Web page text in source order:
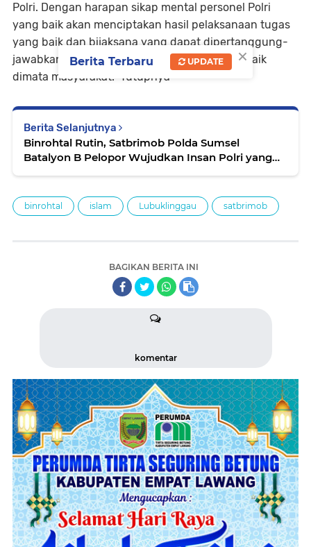
Polri. Dengan harapan sikap mental personel Polri
yang baik akan menciptakan hasil pelaksanaan tugas
yang baik dan bijaksana yang dapat dipertanggung-
jawabkan, sehingga citra Polri akan semakin baik
dimata masyarakat.” Tutupnya
Berita Selanjutnya
Binrohtal Rutin, Satbrimob Polda Sumsel
Batalyon B Pelopor Wujudkan Insan Polri yang
binrohtal islam Lubuklinggau satbrimob
BAGIKAN BERITA INI
komentar
×
Berita Terbaru UPDATE